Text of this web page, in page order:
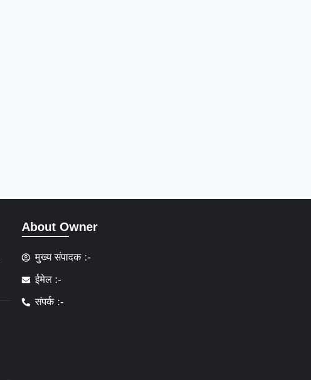
About Owner
मुख्य संपादक :-
ईमेल :-
संपर्क :-